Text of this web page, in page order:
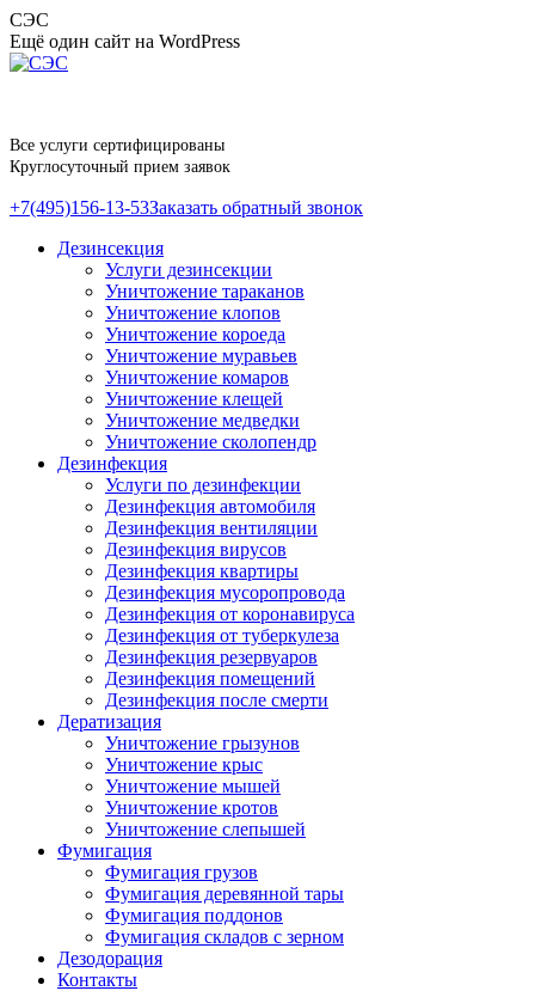
Перейти
к
содержанию
СЭС
Ещё один сайт на WordPress
Все услуги сертифицированы
Круглосуточный прием заявок
+7(495)156-13-53Заказать обратный звонок
Дезинсекция
Услуги дезинсекции
Уничтожение тараканов
Уничтожение клопов
Уничтожение короеда
Уничтожение муравьев
Уничтожение комаров
Уничтожение клещей
Уничтожение медведки
Уничтожение сколопендр
Дезинфекция
Услуги по дезинфекции
Дезинфекция автомобиля
Дезинфекция вентиляции
Дезинфекция вирусов
Дезинфекция квартиры
Дезинфекция мусоропровода
Дезинфекция от коронавируса
Дезинфекция от туберкулеза
Дезинфекция резервуаров
Дезинфекция помещений
Дезинфекция после смерти
Дератизация
Уничтожение грызунов
Уничтожение крыс
Уничтожение мышей
Уничтожение кротов
Уничтожение слепышей
Фумигация
Фумигация грузов
Фумигация деревянной тары
Фумигация поддонов
Фумигация складов с зерном
Дезодорация
Контакты